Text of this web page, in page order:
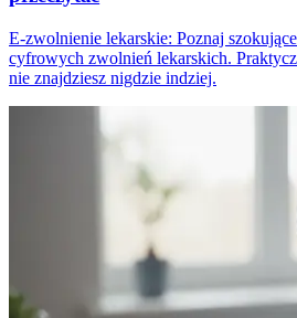
E-zwolnienie lekarskie: Poznaj
cyfrowych zwolnień lekarskich.
nie znajdziesz nigdzie indziej.